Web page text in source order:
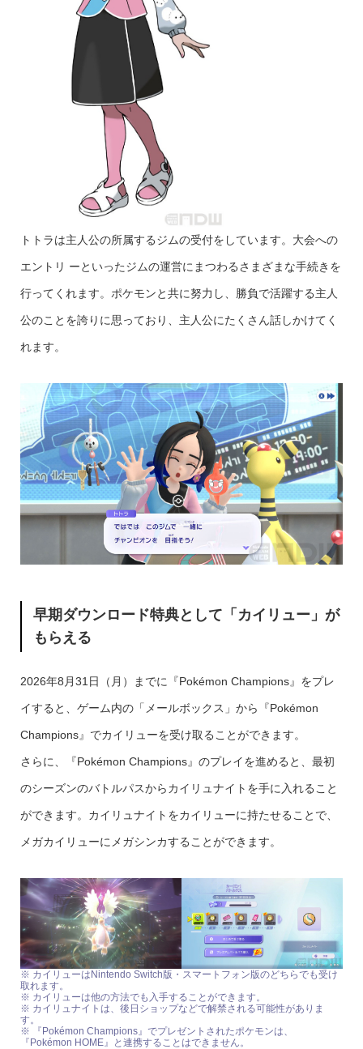
トトラは主人公の所属するジムの受付をしています。大会への
エントリ ーといったジムの運営にまつわるさまざまな手続きを
行ってくれます。ポケモンと共に努力し、勝負で活躍する主人
公のことを誇りに思っており、主人公にたくさん話しかけてく
れます。
早期ダウンロード特典として「カイリュー」が
もらえる
2026年8月31日（月）までに『Pokémon Champions』をプレ
イすると、ゲーム内の「メールボックス」から『Pokémon
Champions』でカイリューを受け取ることができます。
さらに、『Pokémon Champions』のプレイを進めると、最初
のシーズンのバトルパスからカイリュナイトを手に入れること
ができます。カイリュナイトをカイリューに持たせることで、
メガカイリューにメガシンカすることができます。
※ カイリューはNintendo Switch版・スマートフォン版のどちらでも受け
取れます。
※ カイリューは他の方法でも入手することができます。
※ カイリュナイトは、後日ショップなどで解禁される可能性がありま
す。
※ 『Pokémon Champions』でプレゼントされたポケモンは、
『Pokémon HOME』と連携することはできません。